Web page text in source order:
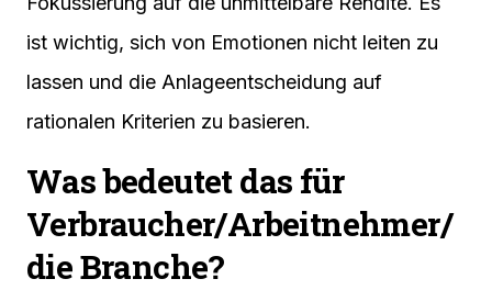
ist wichtig, sich von Emotionen nicht leiten zu
lassen und die Anlageentscheidung auf
rationalen Kriterien zu basieren.
Was bedeutet das für
Verbraucher/Arbeitnehmer/
die Branche?